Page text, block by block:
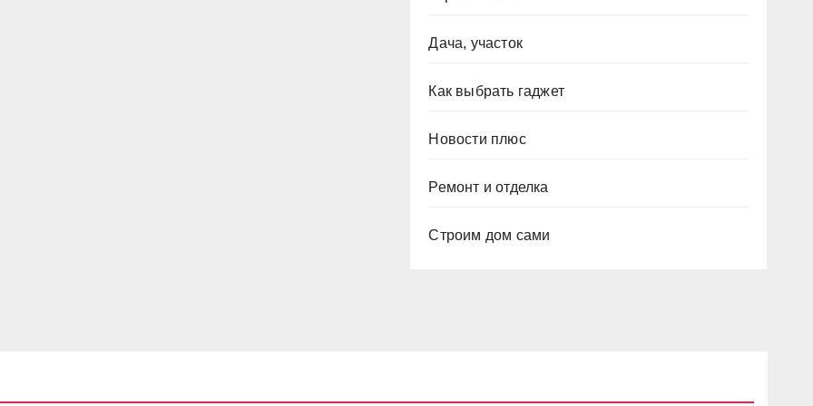
Дача, участок
Как выбрать гаджет
Новости плюс
Ремонт и отделка
Строим дом сами